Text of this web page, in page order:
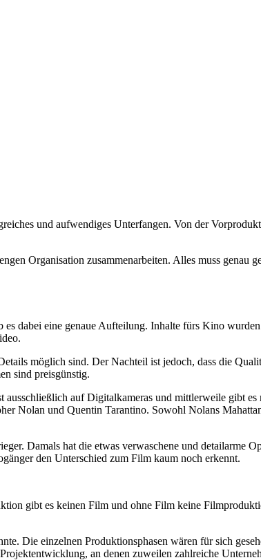
und aufwendiges Unterfangen. Von der
Organisation zusammenarbeiten. Alles muss genau
dabei eine genaue Aufteilung. Inhalte fürs Kino
möglich sind. Der Nachteil ist jedoch, dass die
sind preisgünstig.
auf Digitalkameras und mittlerweile gibt
Nolan und Quentin Tarantino. Sowohl Nolans
Damals hat die etwas verwaschene und detailarme
den Unterschied zum Film kaum noch erkennt.
gibt es keinen Film und ohne Film keine
Die einzelnen Produktionsphasen wären für sich
an denen zuweilen zahlreiche